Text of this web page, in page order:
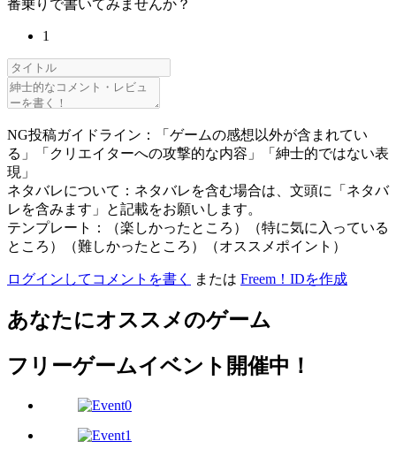
番乗りで書いてみませんか？
1
NG投稿ガイドライン：「ゲームの感想以外が含まれてい
る」「クリエイターへの攻撃的な内容」「紳士的ではない表
現」
ネタバレについて：ネタバレを含む場合は、文頭に「ネタバ
レを含みます」と記載をお願いします。
テンプレート：（楽しかったところ）（特に気に入っている
ところ）（難しかったところ）（オススメポイント）
ログインしてコメントを書く または Freem！IDを作成
あなたにオススメのゲーム
フリーゲームイベント開催中！